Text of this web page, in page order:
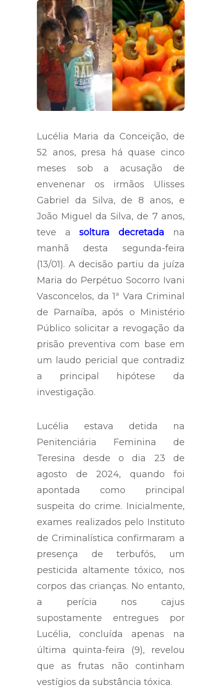
Lucélia Maria da Conceição, de
52 anos, presa há quase cinco
meses sob a acusação de
envenenar os irmãos Ulisses
Gabriel da Silva, de 8 anos, e
João Miguel da Silva, de 7 anos,
teve asoltura decretada na
manhã desta segunda-feira
(13/01). A decisão partiu da juíza
Maria do Perpétuo Socorro Ivani
Vasconcelos, da 1ª Vara Criminal
de Parnaíba, após o Ministério
Público solicitar a revogação da
prisão preventiva com base em
um laudo pericial que contradiz
a principal hipótese da
investigação.
Lucélia estava detida na
Penitenciária Feminina de
Teresina desde o dia 23 de
agosto de 2024, quando foi
apontada como principal
suspeita do crime. Inicialmente,
exames realizados pelo Instituto
de Criminalística confirmaram a
presença de terbufós, um
pesticida altamente tóxico, nos
corpos das crianças. No entanto,
a perícia nos cajus
supostamente entregues por
Lucélia, concluída apenas na
última quinta-feira (9), revelou
que as frutas não continham
vestígios da substância tóxica.